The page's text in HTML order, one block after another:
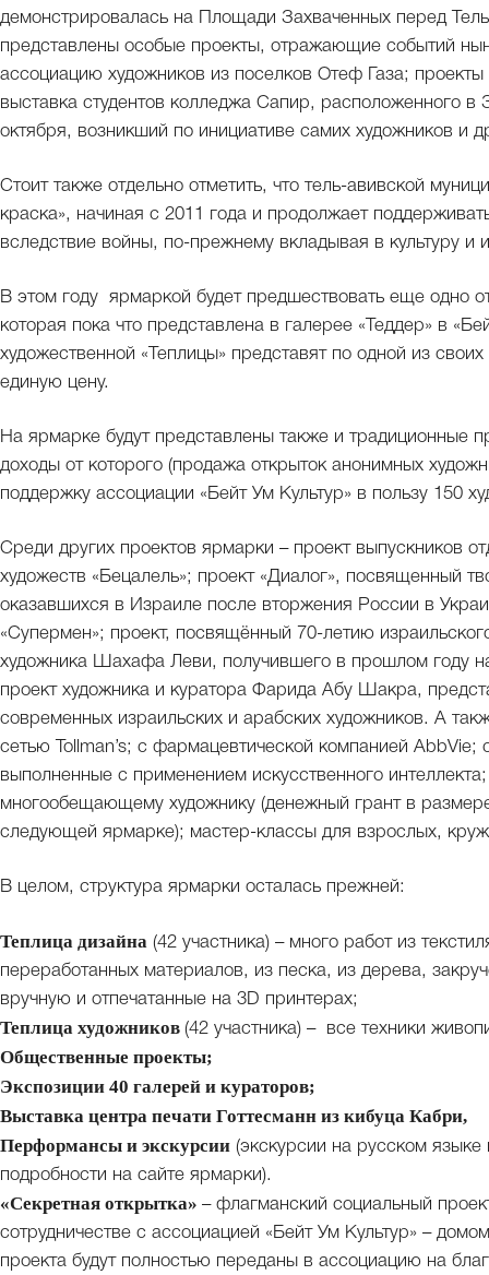
демонстрировалась на Площади Захваченных перед
представлены особые проекты, отражающие событий
ассоциацию художников из поселков Отеф Газа;
выставка студентов колледжа Сапир, расположенного
октября, возникший по инициативе самих художников и
Стоит также отдельно отметить, что тель-авивской
краска», начиная с 2011 года и продолжает
вследствие войны, по-прежнему вкладывая в культуру
В этом году ярмаркой будет предшествовать еще одно
которая пока что представлена в галерее «Теддер» в
художественной «Теплицы» представят по одной из
единую цену.
На ярмарке будут представлены также и традиционные
доходы от которого (продажа открыток анонимных
поддержку ассоциации «Бейт Ум Культур» в пользу 150
Среди других проектов ярмарки – проект выпускников
художеств «Бецалель»; проект «Диалог», посвященный
оказавшихся в Израиле после вторжения России в
«Супермен»; проект, посвящённый 70-летию
художника Шахафа Леви, получившего в прошлом году
проект художника и куратора Фарида Абу Шакра,
современных израильских и арабских художников. А
сетью Tollman’s; с фармацевтической компанией
выполненные с применением искусственного
многообещающему художнику (денежный грант в
следующей ярмарке); мастер-классы для взрослых,
В целом, структура ярмарки осталась прежней:
Теплица дизайна (42 участника) – много работ из
переработанных материалов, из песка, из дерева,
вручную и отпечатанные на 3D принтерах;
Теплица художников (42 участника) – все техники
Общественные проекты;
Экспозиции 40 галерей и кураторов;
Выставка центра печати Готтесманн из кибуца Кабри,
Перформансы и экскурсии (экскурсии на русском
подробности на сайте ярмарки).
«Секретная открытка» – флагманский социальный
сотрудничестве с ассоциацией «Бейт Ум Культур» –
проекта будут полностью переданы в ассоциацию на